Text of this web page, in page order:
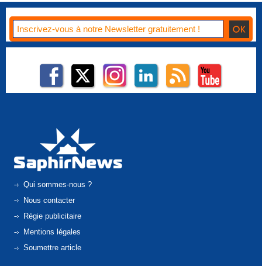
Qui sommes-nous ?
Nous contacter
Régie publicitaire
Mentions légales
Soumettre article